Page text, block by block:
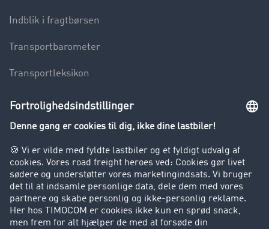
Indblik i fragtbørsen
Transportbarometer
Transportleksikon
Lastbilkørsel forbudt
Kunder hverver kunder
Success Stories
Support